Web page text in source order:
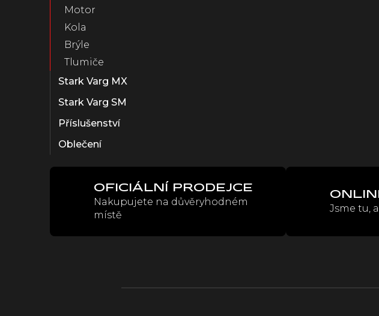
Motor
Kola
Brýle
Tlumiče
Stark Varg MX
Stark Varg SM
Příslušenství
Oblečení
OFICIÁLNÍ PRODEJCE
Nakupujete na důvěryhodném
místě
Jsme tu,